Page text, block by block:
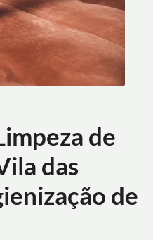
de
das
de